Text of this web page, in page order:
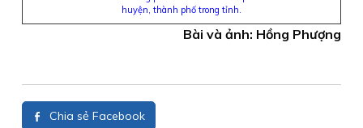
huyện, thành phố trong tỉnh.
Bài và ảnh: Hồng Phượng
Chia sẻ Facebook